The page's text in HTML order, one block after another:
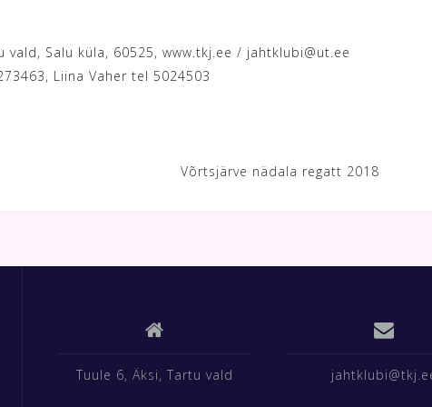
vald, Salu küla, 60525, www.tkj.ee / jahtklubi@ut.ee
Liina Vaher tel 5024503
Võrtsjärve nädala regatt 2018
Tuule 6, Äksi, Tartu vald